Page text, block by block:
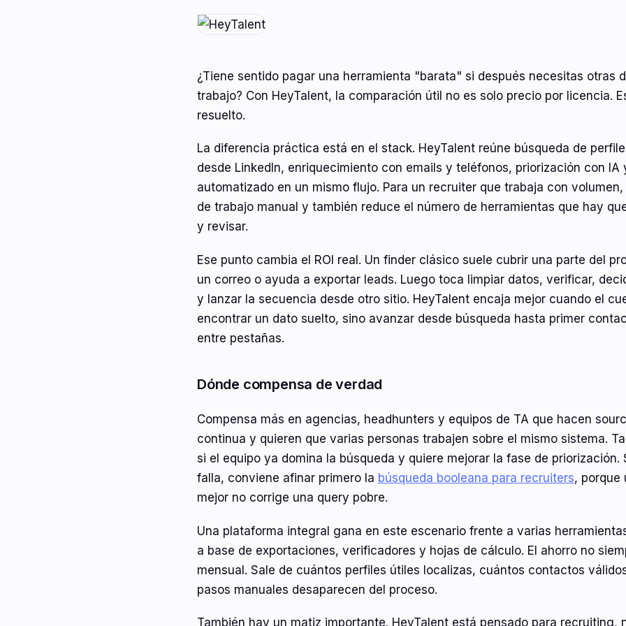
¿Tiene sentido pagar una herramienta "barata" si después necesitas otras
trabajo? Con HeyTalent, la comparación útil no es solo precio por licencia.
resuelto.
La diferencia práctica está en el stack. HeyTalent reúne búsqueda de
desde LinkedIn, enriquecimiento con emails y teléfonos, priorización con IA
automatizado en un mismo flujo. Para un recruiter que trabaja con
de trabajo manual y también reduce el número de herramientas que hay
y revisar.
Ese punto cambia el ROI real. Un finder clásico suele cubrir una parte del
un correo o ayuda a exportar leads. Luego toca limpiar datos, verificar,
y lanzar la secuencia desde otro sitio. HeyTalent encaja mejor cuando el
encontrar un dato suelto, sino avanzar desde búsqueda hasta primer
entre pestañas.
Dónde compensa de verdad
Compensa más en agencias, headhunters y equipos de TA que hacen
continua y quieren que varias personas trabajen sobre el mismo sistema.
si el equipo ya domina la búsqueda y quiere mejorar la fase de priorización.
falla, conviene afinar primero la búsqueda booleana para recruiters, porque
mejor no corrige una query pobre.
Una plataforma integral gana en este escenario frente a varias
a base de exportaciones, verificadores y hojas de cálculo. El ahorro no
mensual. Sale de cuántos perfiles útiles localizas, cuántos contactos
pasos manuales desaparecen del proceso.
También hay un matiz importante. HeyTalent está pensado para recruiting,